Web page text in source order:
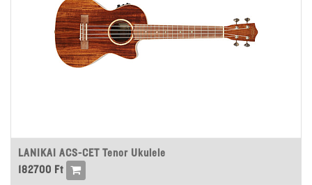
LANIKAI ACS-CET Tenor Ukulele
182700 Ft